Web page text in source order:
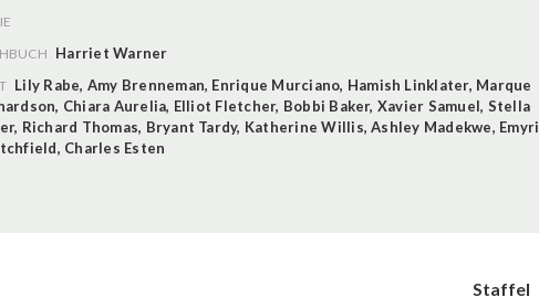
Harriet Warner
Lily Rabe, Amy Brenneman, Enrique Murciano, Hamish Linklater, Marque
, Chiara Aurelia, Elliot Fletcher, Bobbi Baker, Xavier Samuel, Stella
, Richard Thomas, Bryant Tardy, Katherine Willis,Ashley Madekwe, Emyri
, Charles Esten
Staffel